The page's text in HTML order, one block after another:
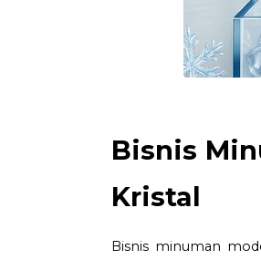
Bisnis
Kristal
Bisnis minuman